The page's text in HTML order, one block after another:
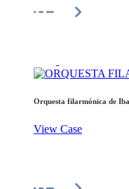
Orquesta filarmónica de
View Case